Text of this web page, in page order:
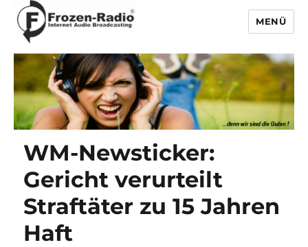
Frozen-Radio
MENÜ
WM-Newsticker:
Gericht verurteilt
Straftäter zu 15 Jahren
Haft